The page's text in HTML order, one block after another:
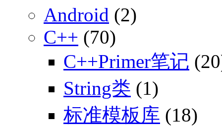
Android (2)
C++ (70)
C++Primer笔记
String类 (1)
标准模板库 (18)